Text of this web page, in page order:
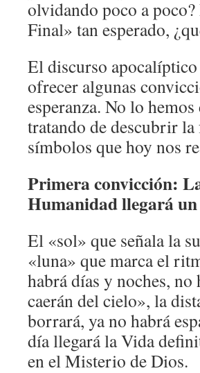
olvidando poco a
Final» tan esperado,
El discurso
ofrecer algunas
esperanza. No lo
tratando de descubrir la
símbolos que hoy nos
Primera convicción:
Humanidad llegará
El «sol» que señala la
«luna» que marca el
habrá días y noches,
caerán del cielo», la
borrará, ya no habrá
día llegará la Vida
en el Misterio de Dios.